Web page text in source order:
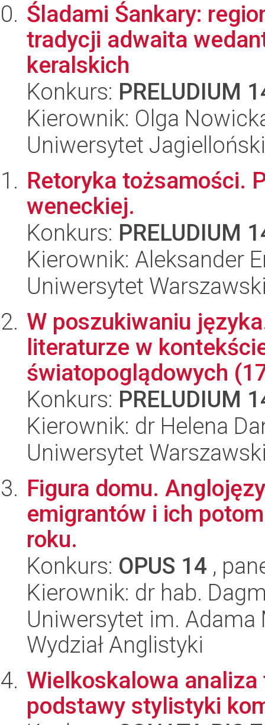
Śladami Śankary:
tradycji adwaita
keralskich
Konkurs: PRELUDIUM
Kierownik: Olga
Uniwersytet
Retoryka tożsamości.
weneckiej.
Konkurs: PRELUDIUM
Kierownik: Aleksander
Uniwersytet
W poszukiwaniu
literaturze w
światopoglądowych
Konkurs: PRELUDIUM
Kierownik: dr Helena
Uniwersytet
Figura domu.
emigrantów i ich
roku.
Konkurs: OPUS 14 ,
Kierownik: dr hab.
Uniwersytet im.
Wydział Anglistyki
Wielkoskalowa
podstawy stylistyki